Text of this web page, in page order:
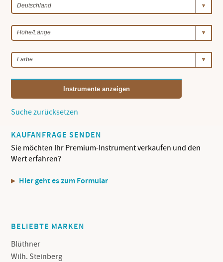
Instrumente anzeigen
Suche zurücksetzen
KAUFANFRAGE SENDEN
Sie möchten Ihr Premium-Instrument verkaufen und den
Wert erfahren?
Hier geht es zum Formular
BELIEBTE MARKEN
Blüthner
Wilh. Steinberg